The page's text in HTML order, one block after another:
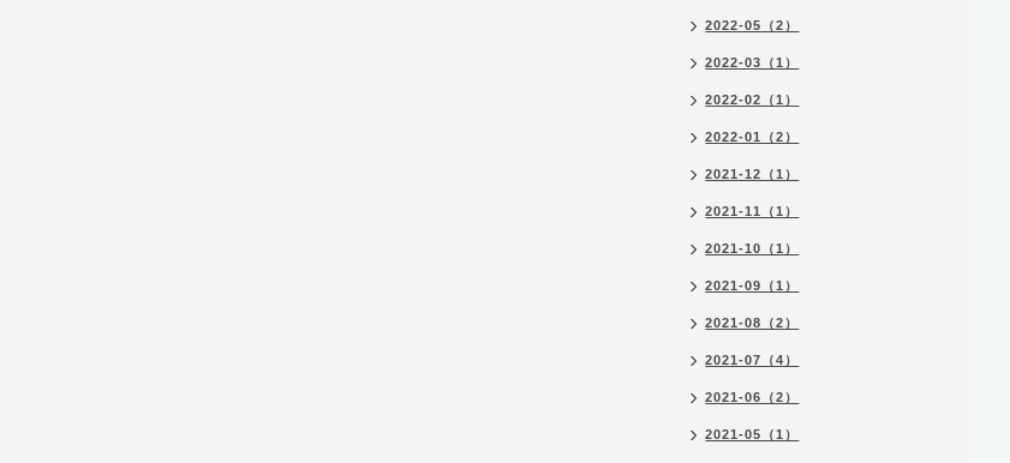
2022-05（2）
2022-03（1）
2022-02（1）
2022-01（2）
2021-12（1）
2021-11（1）
2021-10（1）
2021-09（1）
2021-08（2）
2021-07（4）
2021-06（2）
2021-05（1）